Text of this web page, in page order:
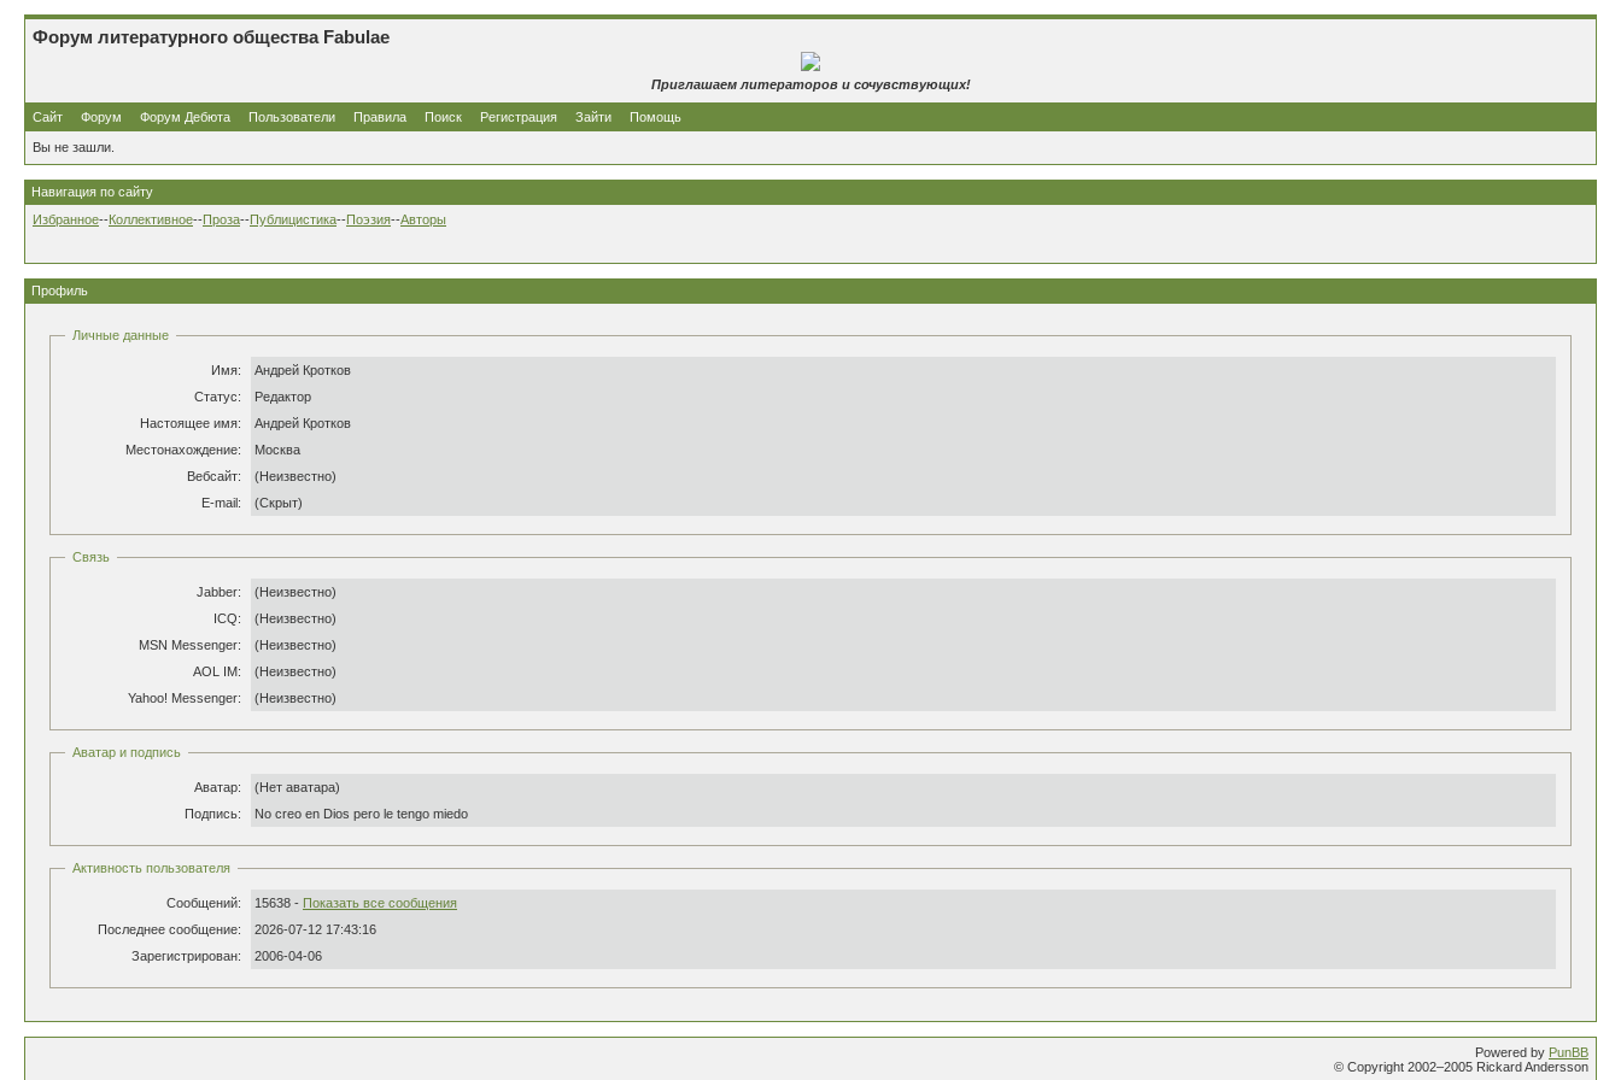
Форум литературного общества Fabulae
Приглашаем литераторов и сочувствующих!
Сайт Форум Форум Дебюта Пользователи Правила Поиск Регистрация Зайти Помощь
Вы не зашли.
Навигация по сайту
Избранное--Коллективное--Проза--Публицистика--Поэзия--Авторы
Профиль
Личные данные
Имя:
Андрей Кротков
Статус:
Редактор
Настоящее имя:
Андрей Кротков
Местонахождение:
Москва
Вебсайт:
(Неизвестно)
E-mail:
(Скрыт)
Связь
Jabber:
(Неизвестно)
ICQ:
(Неизвестно)
MSN Messenger:
(Неизвестно)
AOL IM:
(Неизвестно)
Yahoo! Messenger:
(Неизвестно)
Аватар и подпись
Аватар:
(Нет аватара)
Подпись:
No creo en Dios pero le tengo miedo
Активность пользователя
Сообщений: 15638 - Показать все сообщения
Последнее сообщение:
2026-07-12 17:43:16
Зарегистрирован:
2006-04-06
Powered by PunBB
© Copyright 2002–2005 Rickard Andersson